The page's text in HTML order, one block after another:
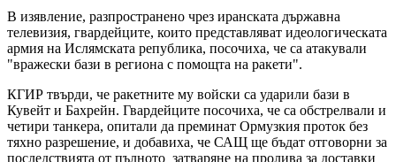
В изявление, разпространено чрез иранската държавна
телевизия, гвардейците, които представляват идеологическата
армия на Ислямската република, посочиха, че са атакували
"вражески бази в региона с помощта на ракети".
КГИР твърди, че ракетните му войски са ударили бази в
Кувейт и Бахрейн. Гвардейците посочиха, че са обстрелвали и
четири танкера, опитали да преминат Ормузкия проток без
тяхно разрешение, и добавиха, че САЩ ще бъдат отговорни за
последствията от пълното затваряне на пролива за доставки